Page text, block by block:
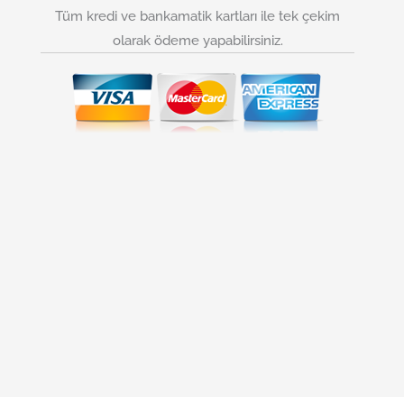
Tüm kredi ve bankamatik kartları ile tek çekim
olarak ödeme yapabilirsiniz.